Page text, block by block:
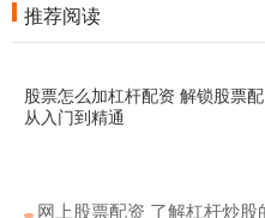
推荐阅读
股票怎么加杠杆配资 解锁股票配
从入门到精通
网上股票配资 了解杠杆炒股